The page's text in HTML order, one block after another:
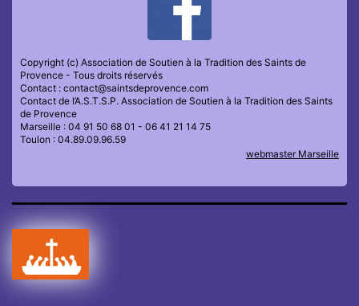
Copyright (c) Association de Soutien à la Tradition des Saints de
Provence - Tous droits réservés
Contact : contact@saintsdeprovence.com
Contact de l’A.S.T.S.P. Association de Soutien à la Tradition des Saints
de Provence
Marseille : 04 91 50 68 01 - 06 41 21 14 75
Toulon : 04.89.09.96.59
webmaster Marseille